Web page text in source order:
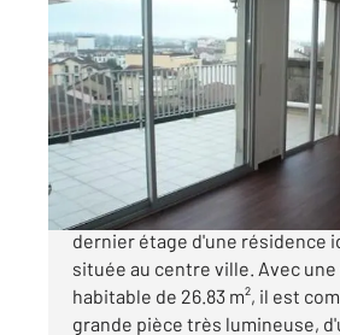
26,83 m 2 , 1 pièce
Ref : 24648
Appartement Studio à
116 000 €
A vendre - DAX Centre Ville :
dernier étage d'une résidence
située au centre ville. Avec
habitable de 26.83 m², il est
grande pièce très lumineuse,